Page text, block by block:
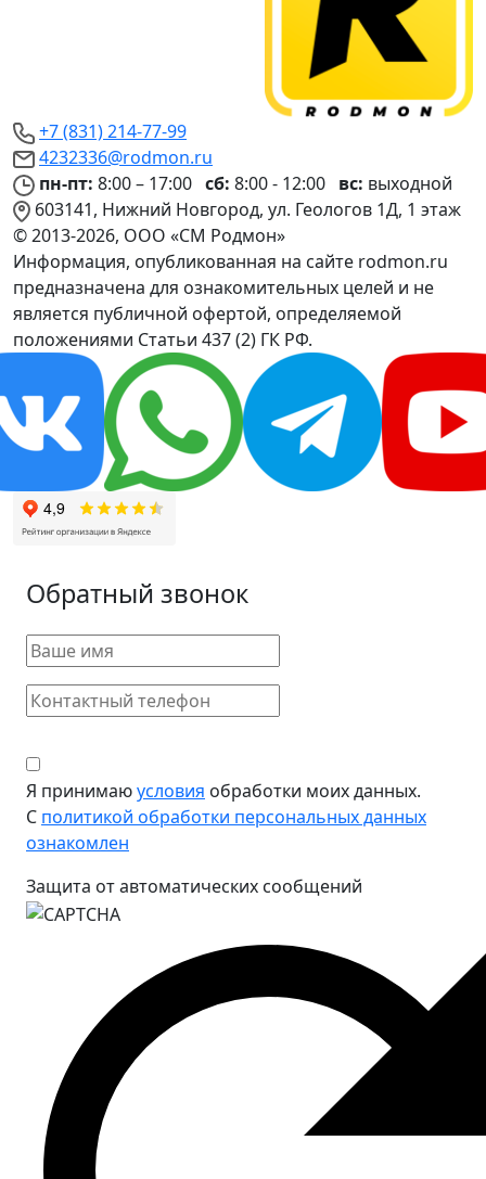
+7 (831) 214-77-99
4232336@rodmon.ru
пн-пт: 8:00 – 17:00 сб: 8:00 - 12:00 вс: выходной
603141, Нижний Новгород, ул. Геологов 1Д, 1 этаж
© 2013-2026, ООО «СМ Родмон»
Информация, опубликованная на сайте rodmon.ru
предназначена для ознакомительных целей и не
является публичной офертой, определяемой
положениями Статьи 437 (2) ГК РФ.
Обратный звонок
Я принимаюусловия обработки моих данных.
С политикой обработки персональных данных
ознакомлен
Защита от автоматических сообщений